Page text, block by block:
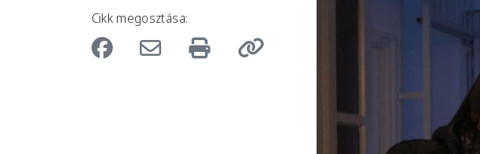
Cikk megosztása: